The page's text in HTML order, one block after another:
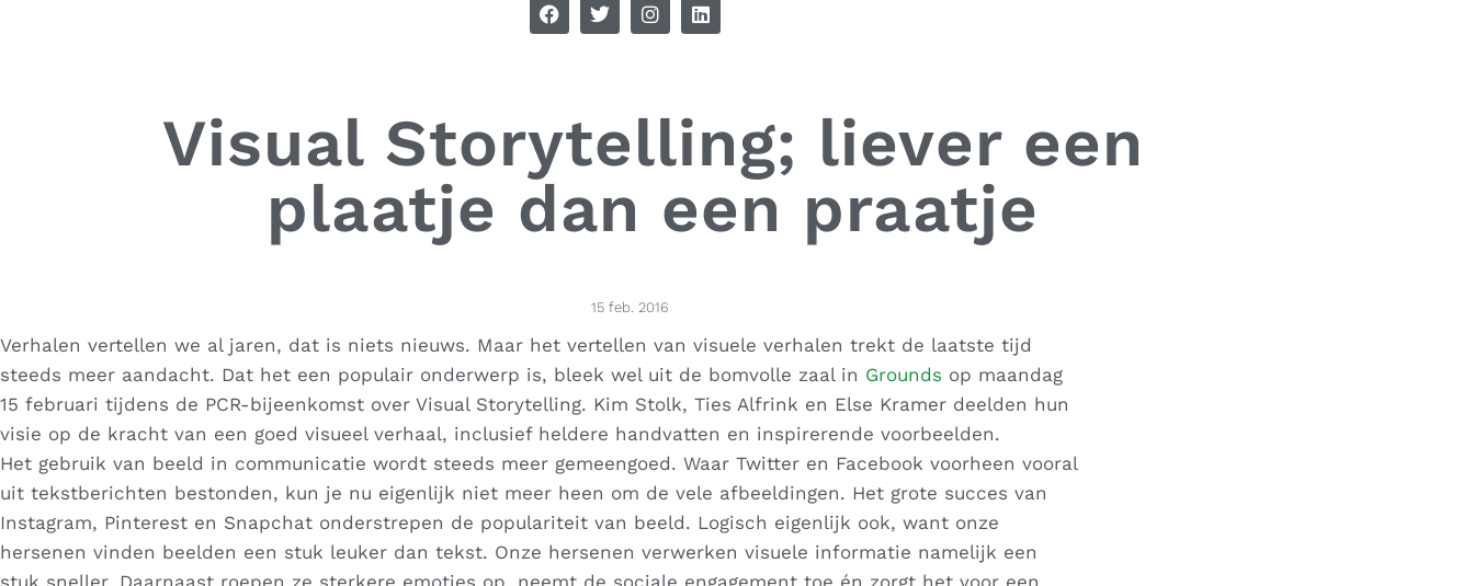
Visual Storytelling; liever een
plaatje dan een praatje
15 feb. 2016
Verhalen vertellen we al jaren, dat is niets nieuws. Maar het vertellen van visuele verhalen trekt de laatste tijd
steeds meer aandacht. Dat het een populair onderwerp is, bleek wel uit de bomvolle zaal in Grounds op maandag
15 februari tijdens de PCR-bijeenkomst over Visual Storytelling. Kim Stolk, Ties Alfrink en Else Kramer deelden hun
visie op de kracht van een goed visueel verhaal, inclusief heldere handvatten en inspirerende voorbeelden.
Het gebruik van beeld in communicatie wordt steeds meer gemeengoed. Waar Twitter en Facebook voorheen vooral
uit tekstberichten bestonden, kun je nu eigenlijk niet meer heen om de vele afbeeldingen. Het grote succes van
Instagram, Pinterest en Snapchat onderstrepen de populariteit van beeld. Logisch eigenlijk ook, want onze
hersenen vinden beelden een stuk leuker dan tekst. Onze hersenen verwerken visuele informatie namelijk een